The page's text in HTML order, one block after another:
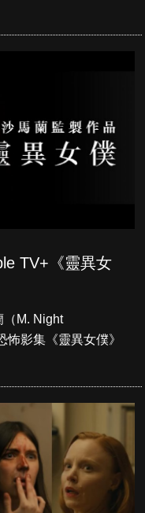
TV+《靈異女
（M. Night
影集《靈異女僕》